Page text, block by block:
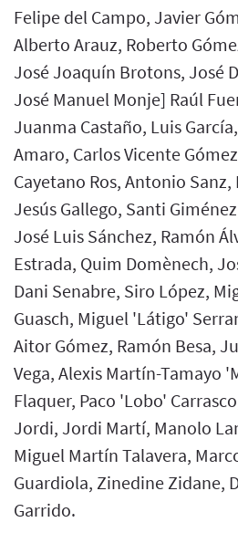
Felipe del Campo, Javier
Alberto Arauz, Roberto
José Joaquín Brotons, José
José Manuel Monje] Raúl
Juanma Castaño, Luis
Amaro, Carlos Vicente
Cayetano Ros, Antonio
Jesús Gallego, Santi
José Luis Sánchez, Ramón
Estrada, Quim Domènech,
Dani Senabre, Siro López,
Guasch, Miguel 'Látigo'
Aitor Gómez, Ramón Besa,
Vega, Alexis Martín-Tamayo
Flaquer, Paco 'Lobo'
Jordi, Jordi Martí, Manolo
Miguel Martín Talavera,
Guardiola, Zinedine Zidane,
Garrido.